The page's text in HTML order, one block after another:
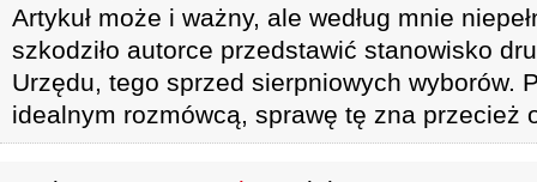
Artykuł może i ważny, ale według mnie
szkodziło autorce przedstawić stanowisko
Urzędu, tego sprzed sierpniowych wyborów.
idealnym rozmówcą, sprawę tę zna przecież